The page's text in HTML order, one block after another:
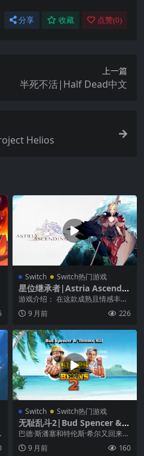
分享 收藏 点赞(0)
上一篇
半死不活|Half Dead中文
Helios
Switch Switch热门游戏
星位继承者|Astria Ascendin
g中文
游戏介绍： 在这款成熟且情感丰富
的日式 RPG 游戏中，尽情探索处于
混乱边缘的广...
9 月前 226
Switch Switch热门游戏
无耻乱斗2|Bud Spencer & T
erence Hill: Slaps and Bean
s 2中文
巴德·斯潘塞和特伦斯·希尔又回来
了！就像电影传奇一样，这款游戏
是幽默的豆子游戏的...
9 月前 160